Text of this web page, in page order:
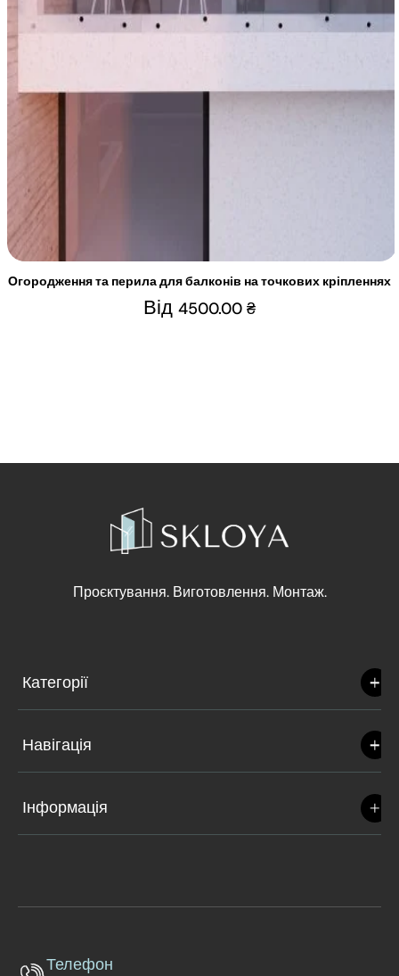
Огородження та перила для балконів на точкових кріпленнях
Від 4500.00 ₴
Проєктування. Виготовлення. Монтаж.
Категорії
Навігація
Інформація
Телефон